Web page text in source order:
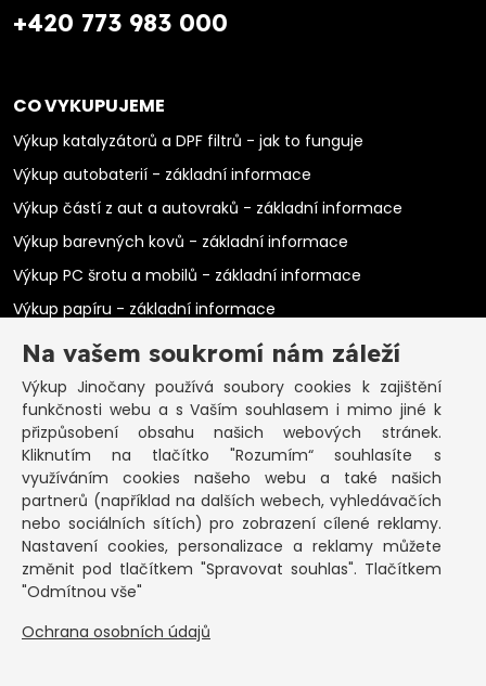
+420 773 983 000
CO VYKUPUJEME
Výkup katalyzátorů a DPF filtrů - jak to funguje
Výkup autobaterií - základní informace
Výkup částí z aut a autovraků - základní informace
Výkup barevných kovů - základní informace
Výkup PC šrotu a mobilů - základní informace
Výkup papíru - základní informace
Výkup elektromotorů - základní informace
PRAKTICKÉ INFORMACE
Pozastavená živnost
Co vykoupíme na občanku?
Podmínky výkupu
Formuláře ke stažení
SEPNO - návod
Ochrana osobních údajů a informace cookies
KONTAKT
Na vašem soukromí nám záleží
Výkup Jinočany používá soubory cookies k zajištění
funkčnosti webu a s Vaším souhlasem i mimo jiné k
přizpůsobení obsahu našich webových stránek.
Kliknutím na tlačítko "Rozumím“ souhlasíte s
využíváním cookies našeho webu a také našich
partnerů (například na dalších webech, vyhledávačích
nebo sociálních sítích) pro zobrazení cílené reklamy.
Nastavení cookies, personalizace a reklamy můžete
změnit pod tlačítkem "Spravovat souhlas". Tlačítkem
"Odmítnou vše"
Ochrana osobních údajů